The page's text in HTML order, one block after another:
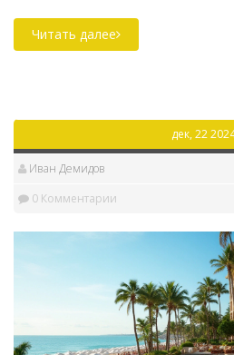
свои экономические и
привлечения туристов.
путешественников. Узнайте,
отправиться, чтобы
курортами и
Читать далее
дек, 22
Иван Демидов
0 Комментарии